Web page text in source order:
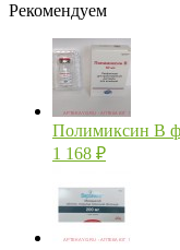
Рекомендуем
Полимиксин В
1 168 ₽